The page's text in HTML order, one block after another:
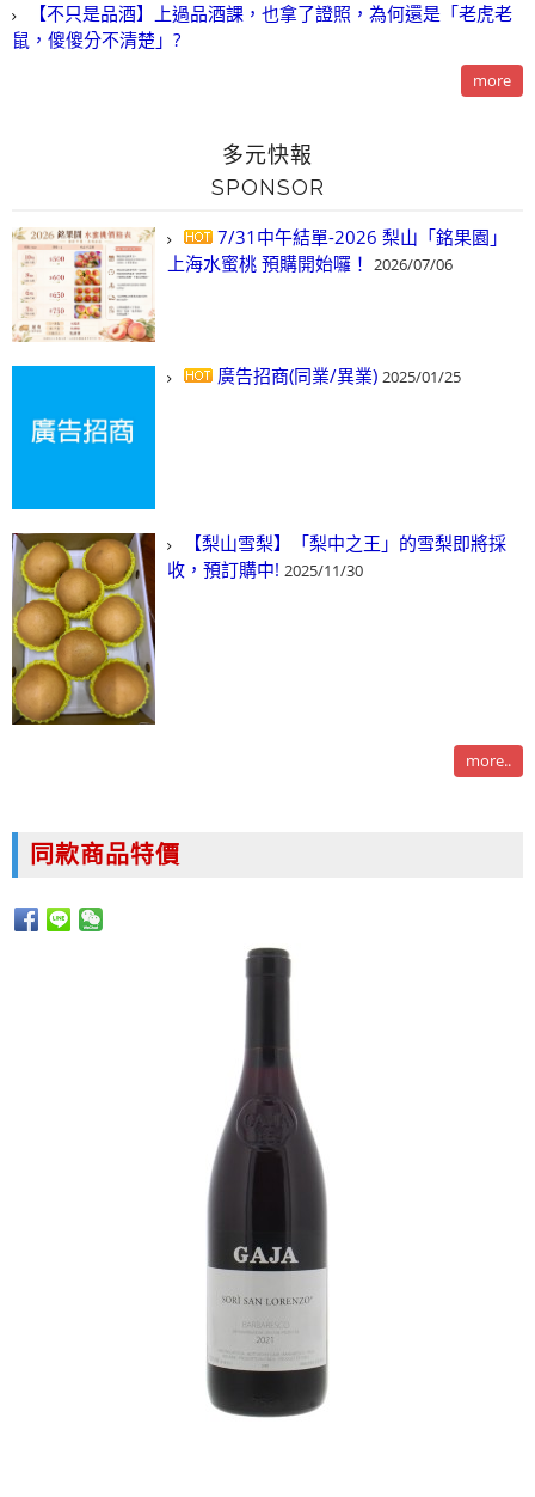
【不只是品酒】上過品酒課，也拿了證照，為何還是「老虎老
鼠，傻傻分不清楚」?
more
多元快報
SPONSOR
7/31中午結單-2026 梨山「銘果園」
上海水蜜桃 預購開始囉！ 2026/07/06
廣告招商(同業/異業) 2025/01/25
【梨山雪梨】「梨中之王」的雪梨即將採
收，預訂購中! 2025/11/30
more..
同款商品特價